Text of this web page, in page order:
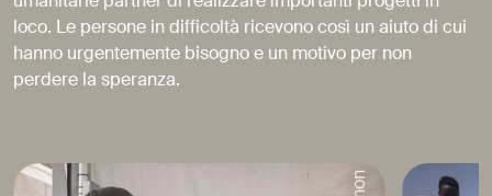
loco. Le persone in difficoltà ricevono così un aiuto di cui
hanno urgentemente bisogno e un motivo per non
perdere la speranza.